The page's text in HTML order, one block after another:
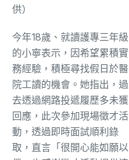
供）
今年18歲、就讀護專三年級
的小寧表示，因希望累積實
務經驗，積極尋找假日於醫
院工讀的機會。她指出，過
去透過網路投遞履歷多未獲
回應，此次參加現場徵才活
動，透過即時面試順利錄
取，直言「很開心能如願以